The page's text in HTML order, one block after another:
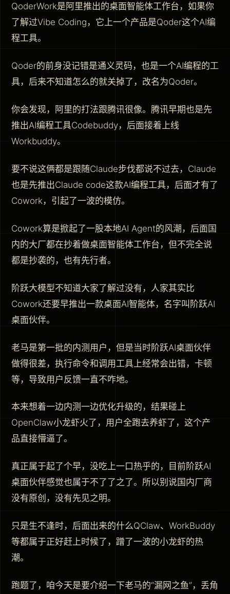
QoderWork是阿里推出的桌面智能体工作台，如果你
了解过Vibe Coding，它上一个产品是Qoder这个AI编
程工具。
Qoder的前身没记错是通义灵码，也是一个AI编程的工
具，后来不知道怎么的就关掉了，改名为Qoder。
你会发现，阿里的打法跟腾讯很像。腾讯早期也是先
推出AI编程工具Codebuddy，后面接着上线
Workbuddy。
要不说这俩都是跟随Claude步伐都说不过去，Claude
也是先推出Claude code这款AI编程工具，后面才有了
Cowork，引起了一波的模仿。
Cowork算是掀起了一股本地AI Agent的风潮，后面国
内的大厂都在抄着做桌面智能体工作台，但不完全说
都是抄袭的，也有先行者。
阶跃大模型不知道大家了解过没有，人家其实比
Cowork还要早推出一款桌面AI智能体，名字叫阶跃AI
桌面伙伴。
老马是第一批的内测用户，但是当时阶跃AI桌面伙伴
做得很差，执行命令和调用工具上经常会出错，卡顿
等，导致用户反馈一直不咋地。
本来想着一边内测一边优化升级的，结果碰上
OpenClaw小龙虾火了，用户全跑去养虾了，这个产
品直接懵逼了。
真正属于起了个早，没吃上一口热乎的，目前阶跃AI
桌面伙伴感觉也属于不了了之了。所以别说国内厂商
没有原创，没有先见之明。
只是生不逢时，后面出来的什么QClaw、WorkBuddy
等都属于正好赶上时候了，蹭了一波的小龙虾的热
潮。
跑题了，咱今天是要介绍一下老马的“漏网之鱼”，丢角